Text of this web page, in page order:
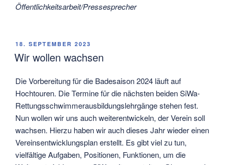
Öffentlichkeitsarbeit/Pressesprecher
VERÖFFENTLICHT
AM
18. SEPTEMBER 2023
Wir wollen wachsen
Die Vorbereitung für die Badesaison 2024 läuft auf
Hochtouren. Die Termine für die nächsten beiden SiWa-
Rettungsschwimmerausbildungslehrgänge stehen fest.
Nun wollen wir uns auch weiterentwickeln, der Verein soll
wachsen. Hierzu haben wir auch dieses Jahr wieder einen
Vereinsentwicklungsplan erstellt. Es gibt viel zu tun,
vielfältige Aufgaben, Positionen, Funktionen, um die